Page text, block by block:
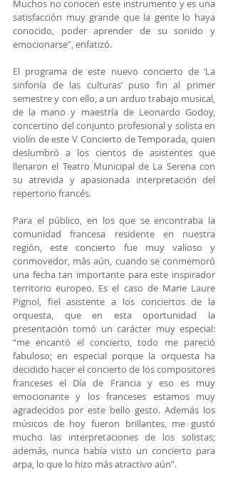
Muchos no conocen este instrumento y es una
satisfacción muy grande que la gente lo haya
conocido, poder aprender de su sonido y
emocionarse”, enfatizó.
El programa de este nuevo concierto de ‘La
sinfonía de las culturas’ puso fin al primer
semestre y con ello, a un arduo trabajo musical,
de la mano y maestría de Leonardo Godoy,
concertino del conjunto profesional y solista en
violín de este V Concierto de Temporada, quien
deslumbró a los cientos de asistentes que
llenaron el Teatro Municipal de La Serena con
su atrevida y apasionada interpretación del
repertorio francés.
Para el público, en los que se encontraba la
comunidad francesa residente en nuestra
región, este concierto fue muy valioso y
conmovedor, más aún, cuando se conmemoró
una fecha tan importante para este inspirador
territorio europeo. Es el caso de Marie Laure
Pignol, fiel asistente a los conciertos de la
orquesta, que en esta oportunidad la
presentación tomó un carácter muy especial:
“me encantó el concierto, todo me pareció
fabuloso; en especial porque la orquesta ha
decidido hacer el concierto de los compositores
franceses el Día de Francia y eso es muy
emocionante y los franceses estamos muy
agradecidos por este bello gesto. Además los
músicos de hoy fueron brillantes, me gustó
mucho las interpretaciones de los solistas;
además, nunca había visto un concierto para
arpa, lo que lo hizo más atractivo aún”.